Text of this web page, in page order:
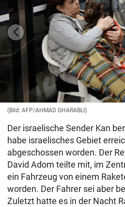
(Bild: AFP/AHMAD GHARABLI)
Der israelische Sender Kan
habe israelisches Gebiet
abgeschossen worden. Der
David Adom teilte mit, im
ein Fahrzeug von einem
worden. Der Fahrer sei aber
Zuletzt hatte es in der Nacht